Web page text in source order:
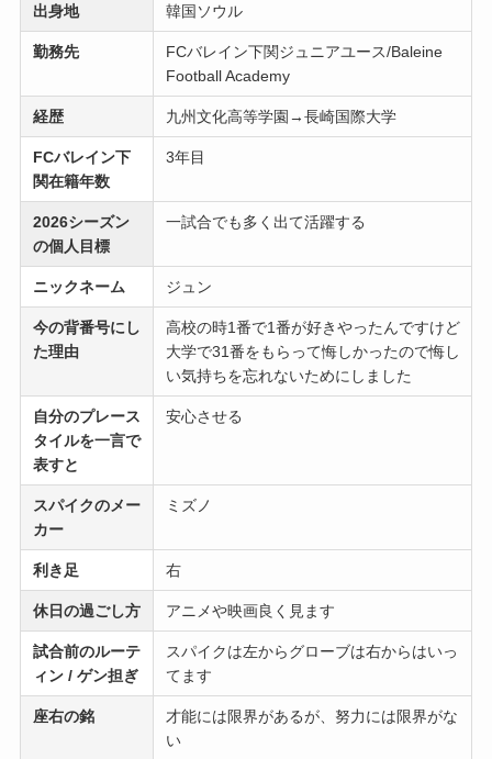
出身地 韓国ソウル
勤務先
FCバレイン下関ジュニアユース/Baleine
Football Academy
経歴 九州文化高等学園→長崎国際大学
FCバレイン下
関在籍年数
3年目
2026シーズン
の個人目標
一試合でも多く出て活躍する
ニックネーム ジュン
今の背番号にし
た理由
高校の時1番で1番が好きやったんですけど
大学で31番をもらって悔しかったので悔し
い気持ちを忘れないためにしました
自分のプレース
タイルを一言で
表すと
安心させる
スパイクのメー
カー
ミズノ
利き足 右
休日の過ごし方 アニメや映画良く見ます
試合前のルーテ
ィン / ゲン担ぎ
スパイクは左からグローブは右からはいっ
てます
座右の銘
才能には限界があるが、努力には限界がな
い